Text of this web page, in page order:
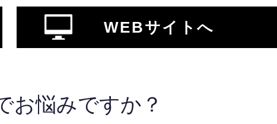
WEBサイトへ
お悩みですか？